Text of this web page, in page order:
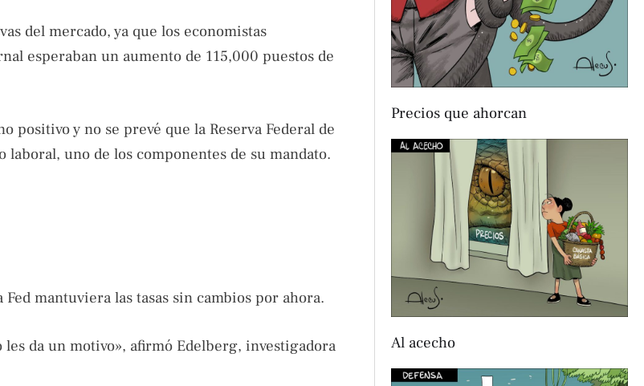
del mercado, ya que los economistas
esperaban un aumento de 115,000 puestos de
y no se prevé que la Reserva Federal de
uno de los componentes de su mandato.
mantuviera las tasas sin cambios por ahora.
les da un motivo», afirmó Edelberg, investigadora
Precios que ahorcan
Al acecho